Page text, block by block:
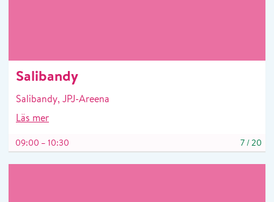
Salibandy
Salibandy, JPJ-Areena
Läs mer
09:00 – 10:30 7 /20